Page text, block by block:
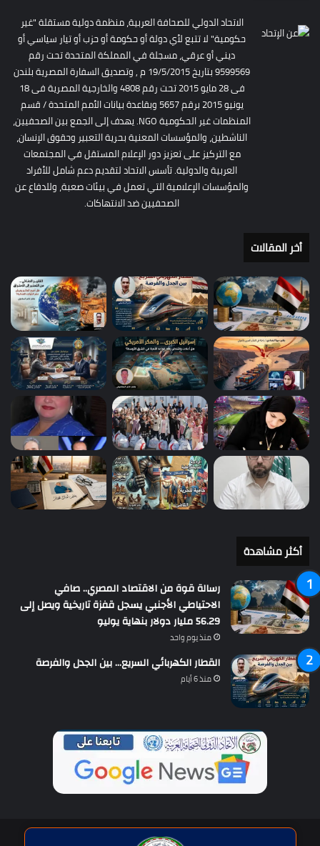
الاتحاد الدولي للصحافة العربية، منظمة دولية مستقلة "غير
حكومية" لا تتبع لأي دولة أو حكومة أو حزب أو تيار سياسي أو
ديني أو عرقي، مسجلة في المملكة المتحدة تحت رقم
9599569 بتاريخ 19/5/2015 م , وتصديق السفارة المصرية بلندن
فى 28 مايو 2015 تحت رقم 4808 والخارجية المصرية فى 18
يونيو 2015 برقم 5657 وبقاعدة بيانات الأمم المتحدة / قسم
المنظمات غير الحكومية NGO. يهدف إلى الجمع بين الصحفيين،
الناشطين، والمؤسسات المعنية بحرية التعبير وحقوق الإنسان،
مع التركيز على تعزيز دور الإعلام المستقل في المجتمعات
العربية والدولية. تأسس الاتحاد لتقديم دعم شامل للأفراد
والمؤسسات الإعلامية التي تعمل في بيئات صعبة، وللدفاع عن
الصحفيين ضد الانتهاكات.
أخر المقالات
أكثر مشاهدة
رسالة قوة من الاقتصاد المصري.. صافي
الاحتياطي الأجنبي يسجل قفزة تاريخية ويصل إلى
56.29 مليار دولار بنهاية يوليو
منذ يوم واحد
القطار الكهربائي السريع… بين الجدل والفرصة
منذ 6 أيام
حقوق النشر © | جميع الحقوق محفوظة للاتحاد الدولى للصحافة العربية